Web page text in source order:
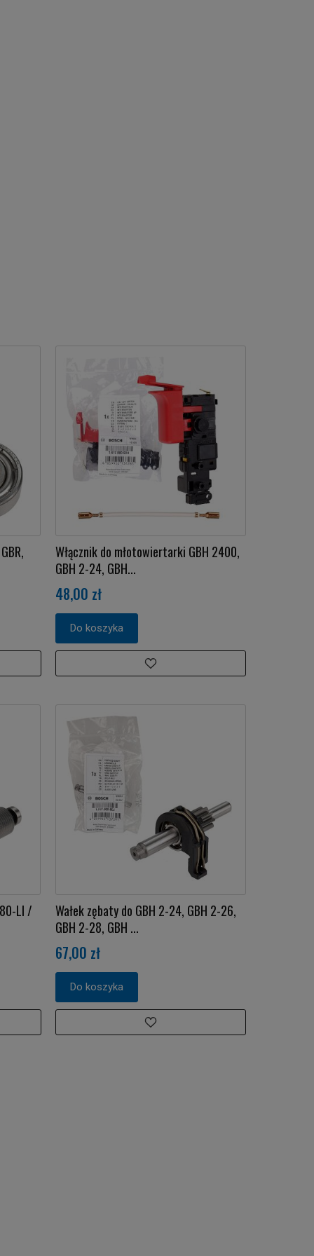
Włącznik do młotowiertarki GBH 2400,
GBH 2-24, GBH...
48,00 zł
Do koszyka
LI /
Wałek zębaty do GBH 2-24, GBH 2-26,
GBH 2-28, GBH ...
67,00 zł
Do koszyka